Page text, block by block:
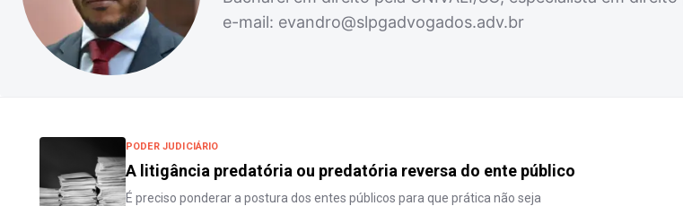
e-mail: evandro@slpgadvogados.adv.br
PODER JUDICIÁRIO
A litigância predatória ou predatória reversa do ente público
É preciso ponderar a postura dos entes públicos para que prática não seja